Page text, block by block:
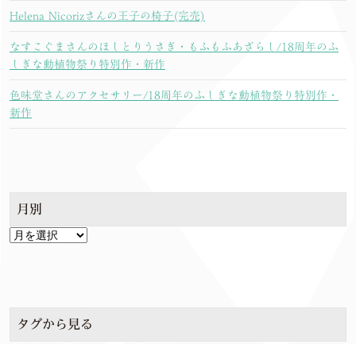
Helena Nicorizさんの王子の椅子(完売)
なすこぐまさんのほしとりうさぎ・もふもふあざらし/18周年のふ
しぎな動植物祭り特別作・新作
色味堂さんのアクセサリー/18周年のふしぎな動植物祭り特別作・
新作
月別
月
タグから見る